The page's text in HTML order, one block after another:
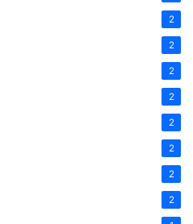
2
2
2
2
2
2
2
2